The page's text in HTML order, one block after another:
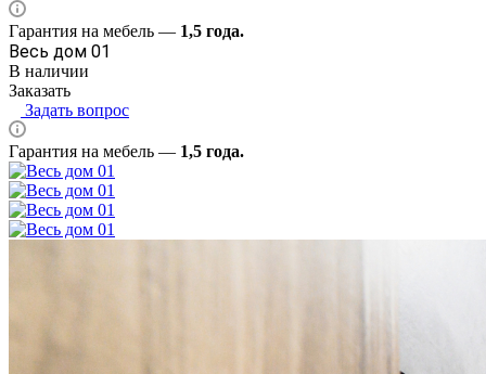
Гарантия на мебель — 1,5 года.
Весь дом 01
В наличии
Заказать
Задать вопрос
Гарантия на мебель — 1,5 года.